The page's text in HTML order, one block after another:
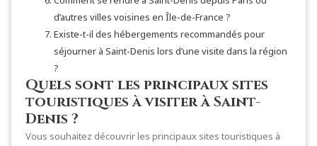
d’autres villes voisines en Île-de-France ?
Existe-t-il des hébergements recommandés pour
séjourner à Saint-Denis lors d’une visite dans la région
?
Quels sont les principaux sites
touristiques à visiter à Saint-
Denis ?
Vous souhaitez découvrir les principaux sites touristiques à